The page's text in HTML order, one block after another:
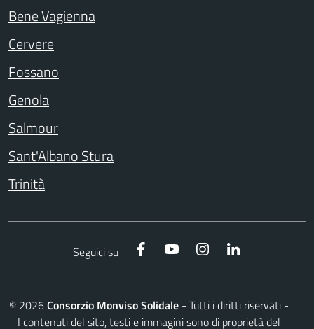
Bene Vagienna
Cervere
Fossano
Genola
Salmour
Sant'Albano Stura
Trinità
Seguici su FacebookYouTubeInstagram
© 2026Consorzio Monviso Solidale- Tutti i diritti riservati -
I contenuti del sito, testi e immagini sono di proprietà del